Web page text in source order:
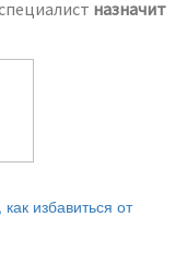
назначит
избавиться от